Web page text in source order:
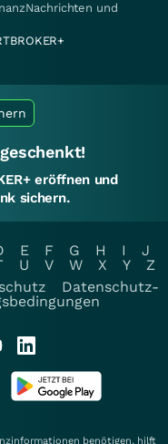
und
eröffnen und
sichern.
E F G H I
J
U V W X Y
Z
Datenschutz-
benötigen, hilft